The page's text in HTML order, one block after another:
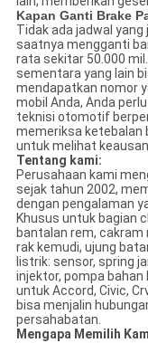
Kapan Ganti Brake
Tidak ada jadwal
saatnya mengganti
rata sekitar 50.000
sementara yang lain
mendapatkan nomor
mobil Anda, Anda
teknisi otomotif
memeriksa ketebalan
untuk melihat
Tentang kami:
Perusahaan kami
sejak tahun 2002,
dengan pengalaman
Khusus untuk bagian
bantalan rem, cakram
rak kemudi, ujung
listrik: sensor, spring
injektor, pompa bahan
untuk Accord, Civic,
bisa menjalin
persahabatan.
Mengapa Memilih